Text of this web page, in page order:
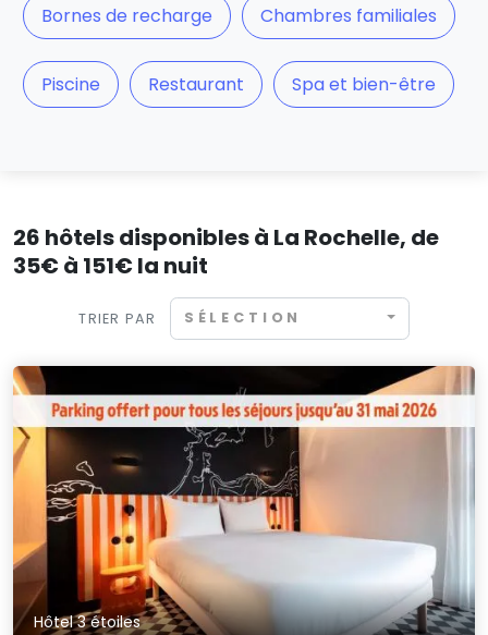
Bornes de recharge Chambres familiales
Piscine Restaurant Spa et bien-être
26 hôtels disponibles à La Rochelle, de
35€ à 151€ la nuit
TRIER PAR SÉLECTION
Hôtel 3 étoiles